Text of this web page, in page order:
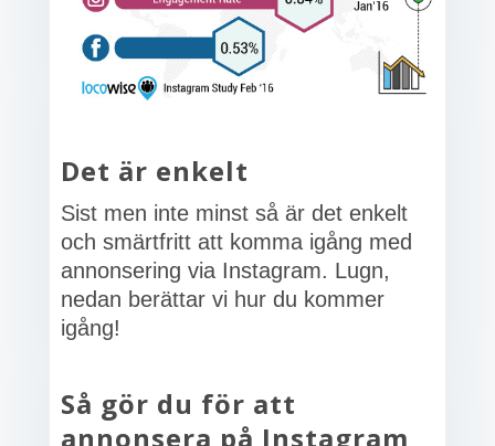
Det är enkelt
Sist men inte minst så är det enkelt
och smärtfritt att komma igång med
annonsering via Instagram. Lugn,
nedan berättar vi hur du kommer
igång!
Så gör du för att
annonsera på Instagram